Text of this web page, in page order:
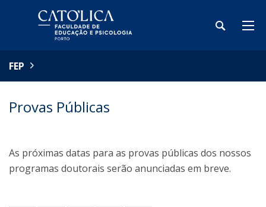
FEP
Provas Públicas
As próximas datas para as provas públicas dos nossos
programas doutorais serão anunciadas em breve.